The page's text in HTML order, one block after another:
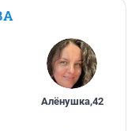
Алёнушка,42